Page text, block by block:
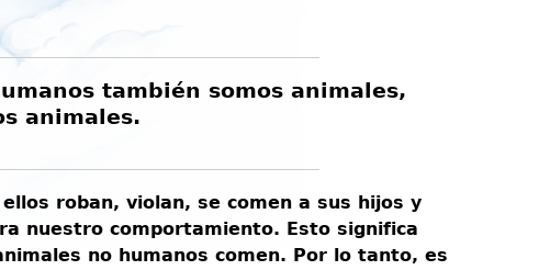
también somos animales,
animales.
roban, violan, se comen a sus hijos y
nuestro comportamiento. Esto significa
no humanos comen. Por lo tanto, es